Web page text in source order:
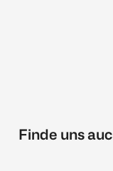
Finde uns